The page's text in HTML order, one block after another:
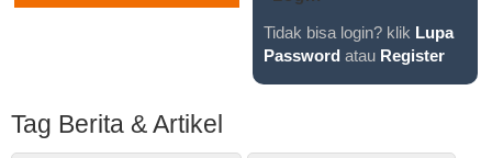
Tidak bisa login? klik Lupa
Password atau Register
Tag Berita & Artikel